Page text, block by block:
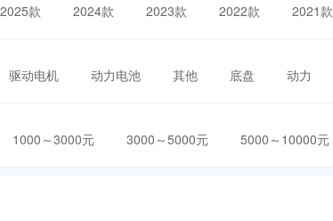
2025款 2024款 2023款 2022款 2021款
驱动电机 动力电池 其他 底盘 动力
1000～3000元 3000～5000元 5000～10000元